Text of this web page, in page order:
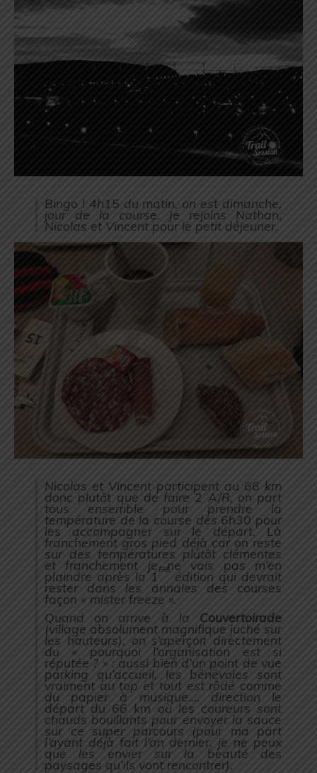
Bingo ! 4h15 du matin, on est dimanche,
jour de la course. Je rejoins Nathan,
Nicolas et Vincent pour le petit déjeuner.
Nicolas et Vincent participent au 66 km
donc plutôt que de faire 2 A/R, on part
tous ensemble pour prendre la
température de la course dès 6h30 pour
les accompagner sur le départ. Là
franchement gros pied déjà car on reste
sur des températures plutôt clémentes
et franchement je ne vais pas m’en
plaindre après la 1
ère
édition qui devrait
rester dans les annales des courses
façon « mister freeze ».
Quand on arrive à la Couvertoirade
(village absolument magnifique juché sur
les hauteurs), on s’aperçoit directement
du « pourquoi l’organisation est si
réputée ? » : aussi bien d’un point de vue
parking qu’accueil, les bénévoles sont
vraiment au top et tout est rôdé comme
du papier à musique…. direction le
départ du 66 km où les coureurs sont
chauds bouillants pour envoyer la sauce
sur ce super parcours (pour ma part
l’ayant déjà fait l’an dernier, je ne peux
que les envier sur la beauté des
paysages qu’ils vont rencontrer).